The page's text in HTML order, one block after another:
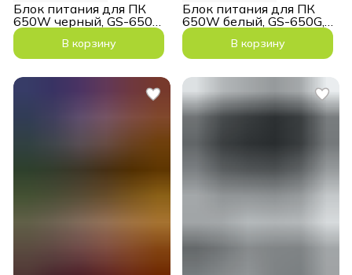
Блок питания для ПК
650W черный, GS-650G,
SFX 80+ Gold
В корзину
Блок питания для ПК
650W белый, GS-650G,
SFX 80+ Gold
В корзину